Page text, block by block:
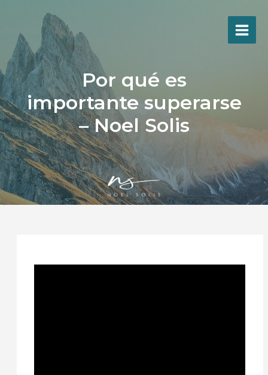
contenido
Por qué es
importante superarse
– Noel Solis